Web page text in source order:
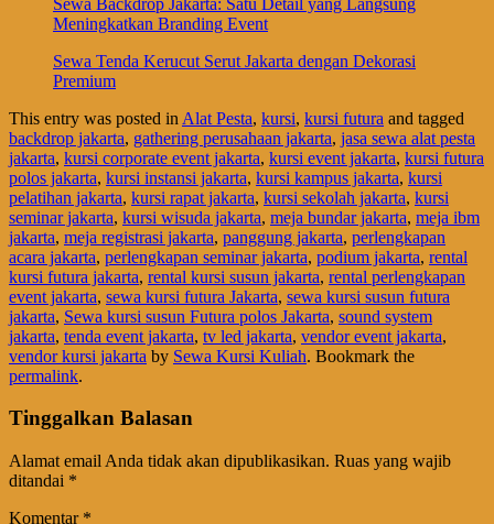
Meningkatkan Branding Event
Sewa Tenda Kerucut Serut Jakarta dengan Dekorasi
Premium
This entry was posted in Alat Pesta, kursi, kursi futura and tagged
backdrop jakarta, gathering perusahaan jakarta, jasa sewa alat pesta
jakarta, kursi corporate event jakarta, kursi event jakarta, kursi futura
polos jakarta, kursi instansi jakarta, kursi kampus jakarta, kursi
pelatihan jakarta, kursi rapat jakarta, kursi sekolah jakarta, kursi
seminar jakarta, kursi wisuda jakarta, meja bundar jakarta, meja ibm
jakarta, meja registrasi jakarta, panggung jakarta, perlengkapan
acara jakarta, perlengkapan seminar jakarta, podium jakarta, rental
kursi futura jakarta, rental kursi susun jakarta, rental perlengkapan
event jakarta, sewa kursi futura Jakarta, sewa kursi susun futura
jakarta, Sewa kursi susun Futura polos Jakarta, sound system
jakarta, tenda event jakarta, tv led jakarta, vendor event jakarta,
vendor kursi jakarta by Sewa Kursi Kuliah. Bookmark the
permalink.
Tinggalkan Balasan
Alamat email Anda tidak akan dipublikasikan. Ruas yang wajib
ditandai *
Komentar *